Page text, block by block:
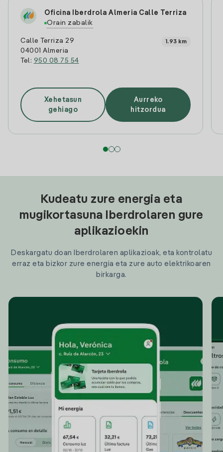
Oficina Iberdrola Almeria Calle Terriza
Orain zabalik
Calle Terriza 29
04001 Almeria
Tel: 950 08 75 54
1.93 km
Xehetasun
gehiago
Aurreko
hitzordua
Kudeatu zure energia eta
mugikortasuna Iberdrolaren gure
aplikazioekin
Deskargatu doan Iberdrolaren aplikazioak, eta kontrolatu
erraz eta bizkor zure energia eta zure auto elektrikoaren
birkarga.